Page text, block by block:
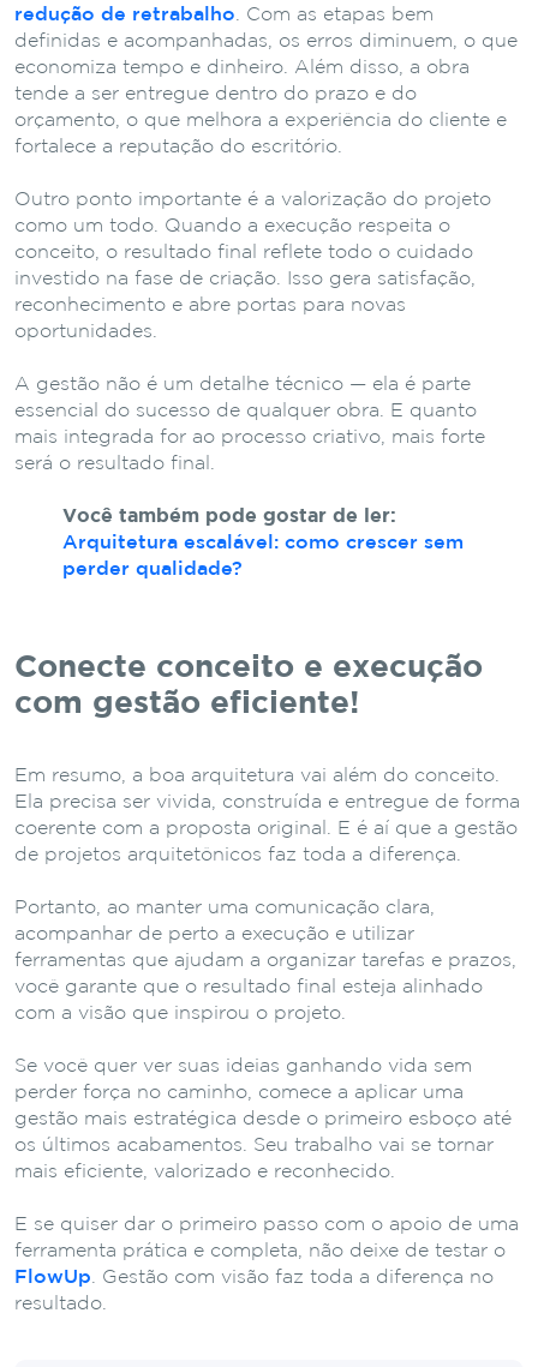
redução de retrabalho . Com as etapas bem
definidas e acompanhadas, os erros diminuem, o que
economiza tempo e dinheiro. Além disso, a obra
tende a ser entregue dentro do prazo e do
orçamento, o que melhora a experiência do cliente e
fortalece a reputação do escritório.
Outro ponto importante é a valorização do projeto
como um todo. Quando a execução respeita o
conceito, o resultado final reflete todo o cuidado
investido na fase de criação. Isso gera satisfação,
reconhecimento e abre portas para novas
oportunidades.
A gestão não é um detalhe técnico — ela é parte
essencial do sucesso de qualquer obra. E quanto
mais integrada for ao processo criativo, mais forte
será o resultado final.
Você também pode gostar de ler:
Arquitetura escalável: como crescer sem
perder qualidade?
Conecte conceito e execução
com gestão eficiente!
Em resumo, a boa arquitetura vai além do conceito.
Ela precisa ser vivida, construída e entregue de forma
coerente com a proposta original. E é aí que a gestão
de projetos arquitetônicos faz toda a diferença.
Portanto, ao manter uma comunicação clara,
acompanhar de perto a execução e utilizar
ferramentas que ajudam a organizar tarefas e prazos,
você garante que o resultado final esteja alinhado
com a visão que inspirou o projeto.
Se você quer ver suas ideias ganhando vida sem
perder força no caminho, comece a aplicar uma
gestão mais estratégica desde o primeiro esboço até
os últimos acabamentos. Seu trabalho vai se tornar
mais eficiente, valorizado e reconhecido.
E se quiser dar o primeiro passo com o apoio de uma
ferramenta prática e completa, não deixe de testar o
FlowUp . Gestão com visão faz toda a diferença no
resultado.